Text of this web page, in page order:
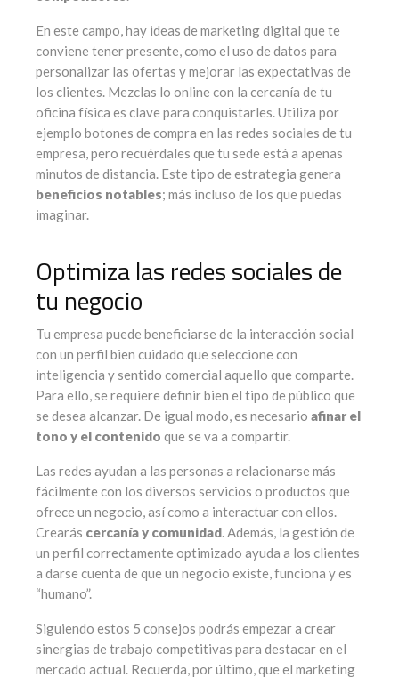
En este campo, hay ideas de marketing digital que te
conviene tener presente, como el uso de datos para
personalizar las ofertas y mejorar las expectativas de
los clientes. Mezclas lo online con la cercanía de tu
oficina física es clave para conquistarles. Utiliza por
ejemplo botones de compra en las redes sociales de tu
empresa, pero recuérdales que tu sede está a apenas
minutos de distancia. Este tipo de estrategia genera
beneficios notables; más incluso de los que puedas
imaginar.
Optimiza las redes sociales de
tu negocio
Tu empresa puede beneficiarse de la interacción social
con un perfil bien cuidado que seleccione con
inteligencia y sentido comercial aquello que comparte.
Para ello, se requiere definir bien el tipo de público que
se desea alcanzar. De igual modo, es necesario afinar el
tono y el contenido que se va a compartir.
Las redes ayudan a las personas a relacionarse más
fácilmente con los diversos servicios o productos que
ofrece un negocio, así como a interactuar con ellos.
Crearás cercanía y comunidad. Además, la gestión de
un perfil correctamente optimizado ayuda a los clientes
a darse cuenta de que un negocio existe, funciona y es
“humano”.
Siguiendo estos 5 consejos podrás empezar a crear
sinergias de trabajo competitivas para destacar en el
mercado actual. Recuerda, por último, que el marketing